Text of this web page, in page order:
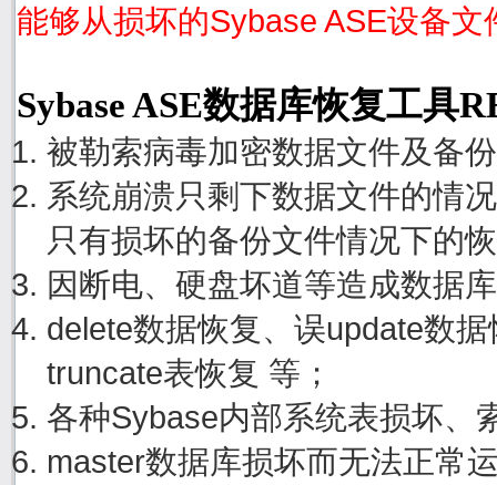
能够从损坏的Sybase ASE设备
Sybase ASE数据库恢复工具
被勒索病毒加密数据文件及备
系统崩溃只剩下数据文件的情
只有损坏的备份文件情况下的
因断电、硬盘坏道等造成数据
delete数据恢复、误update数
truncate表恢复 等；
各种Sybase内部系统表损坏、
master数据库损坏而无法正常